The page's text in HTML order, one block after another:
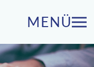
MENÜ